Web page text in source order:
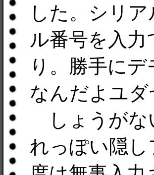
した。シリ
ル番号を入
り。勝手に
なんだよユダ
しょうがな
れっぽい隠